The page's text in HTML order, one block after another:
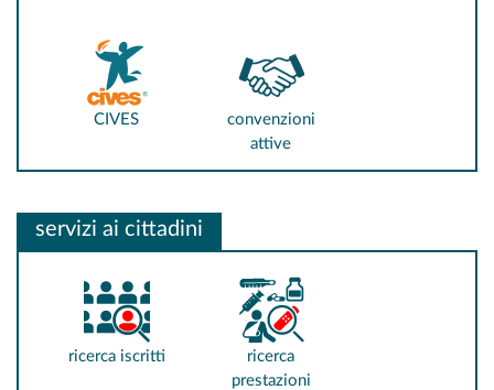
CIVES
convenzioni
attive
servizi ai cittadini
ricerca iscritti
ricerca
prestazioni